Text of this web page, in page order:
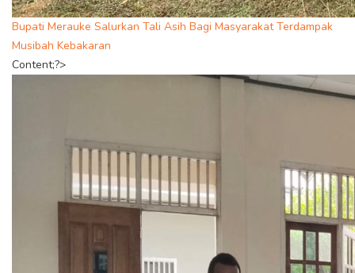
Bupati Merauke Salurkan Tali Asih Bagi Masyarakat Terdampak
Musibah Kebakaran
Content;?>